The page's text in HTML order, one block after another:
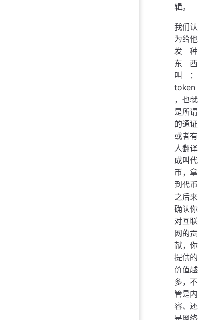
辑。
我们认
为给他
发一种
东西
叫：
token
，也就
是所谓
的通证
或者有
人翻译
成叫代
币，拿
到代币
之后来
确认你
对互联
网的贡
献，你
提供的
价值越
多，不
管是内
容、还
是网络